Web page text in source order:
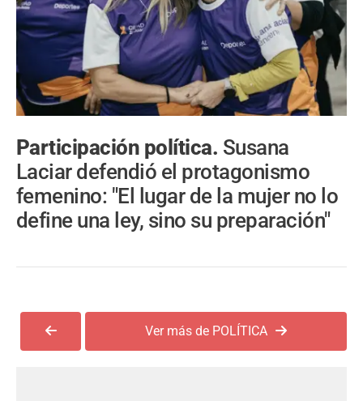
Participación política. Susana
Laciar defendió el protagonismo
femenino: "El lugar de la mujer no lo
define una ley, sino su preparación"
Ver más de POLÍTICA